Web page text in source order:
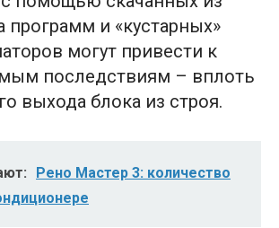
программ и «кустарных»
могут привести к
последствиям – вплоть
выхода блока из строя.
Рено Мастер 3: количество